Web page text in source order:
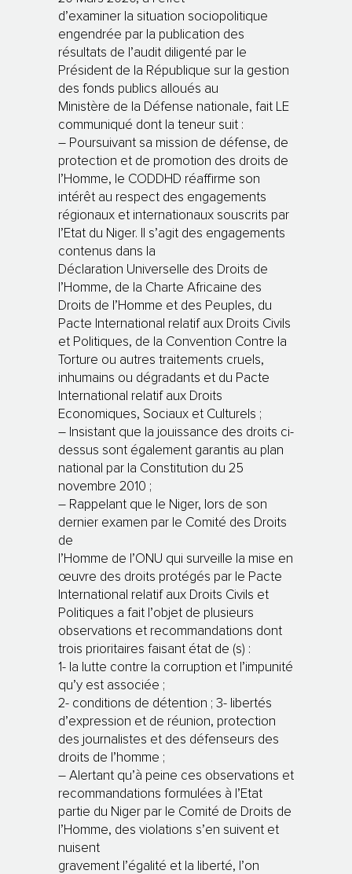
d’examiner la situation sociopolitique
engendrée par la publication des
résultats de l’audit diligenté par le
Président de la République sur la gestion
des fonds publics alloués au
Ministère de la Défense nationale, fait LE
communiqué dont la teneur suit :
– Poursuivant sa mission de défense, de
protection et de promotion des droits de
l’Homme, le CODDHD réaffirme son
intérêt au respect des engagements
régionaux et internationaux souscrits par
l’Etat du Niger. Il s’agit des engagements
contenus dans la
Déclaration Universelle des Droits de
l’Homme, de la Charte Africaine des
Droits de l’Homme et des Peuples, du
Pacte International relatif aux Droits Civils
et Politiques, de la Convention Contre la
Torture ou autres traitements cruels,
inhumains ou dégradants et du Pacte
International relatif aux Droits
Economiques, Sociaux et Culturels ;
– Insistant que la jouissance des droits ci-
dessus sont également garantis au plan
national par la Constitution du 25
novembre 2010 ;
– Rappelant que le Niger, lors de son
dernier examen par le Comité des Droits
de
l’Homme de l’ONU qui surveille la mise en
œuvre des droits protégés par le Pacte
International relatif aux Droits Civils et
Politiques a fait l’objet de plusieurs
observations et recommandations dont
trois prioritaires faisant état de (s) :
1- la lutte contre la corruption et l’impunité
qu’y est associée ;
2- conditions de détention ; 3- libertés
d’expression et de réunion, protection
des journalistes et des défenseurs des
droits de l’homme ;
– Alertant qu’à peine ces observations et
recommandations formulées à l’Etat
partie du Niger par le Comité de Droits de
l’Homme, des violations s’en suivent et
nuisent
gravement l’égalité et la liberté, l’on